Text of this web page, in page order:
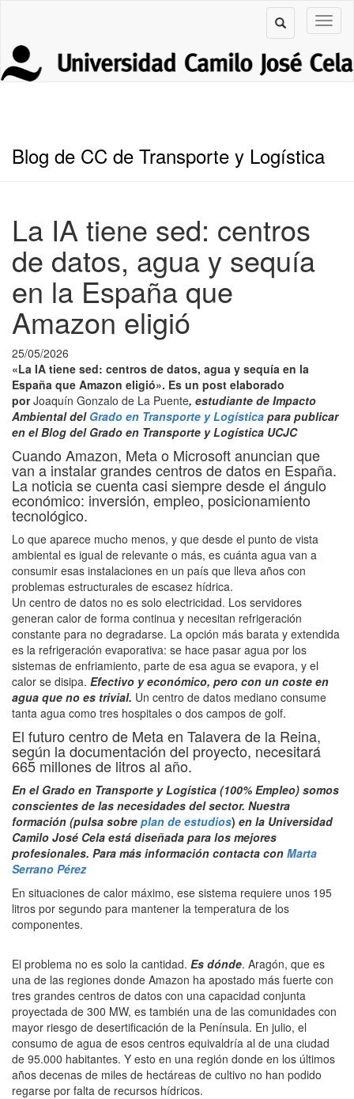
Blog de CC de Transporte y Logística
La IA tiene sed: centros
de datos, agua y sequía
en la España que
Amazon eligió
25/05/2026
«La IA tiene sed: centros de datos, agua y sequía en la
España que Amazon eligió». Es un post elaborado
porJoaquín Gonzalo de La Puente, estudiante de Impacto
Ambiental del Grado en Transporte y Logística para publicar
en el Blog del Grado en Transporte y Logística UCJC
Cuando Amazon, Meta o Microsoft anuncian que
van a instalar grandes centros de datos en España.
La noticia se cuenta casi siempre desde el ángulo
económico: inversión, empleo, posicionamiento
tecnológico.
Lo que aparece mucho menos, y que desde el punto de vista
ambiental es igual de relevante o más, es cuánta agua van a
consumir esas instalaciones en un país que lleva años con
problemas estructurales de escasez hídrica.
Un centro de datos no es solo electricidad. Los servidores
generan calor de forma continua y necesitan refrigeración
constante para no degradarse. La opción más barata y extendida
es la refrigeración evaporativa: se hace pasar agua por los
sistemas de enfriamiento, parte de esa agua se evapora, y el
calor se disipa. Efectivo y económico, pero con un coste en
agua que no es trivial. Un centro de datos mediano consume
tanta agua como tres hospitales o dos campos de golf.
El futuro centro de Meta en Talavera de la Reina,
según la documentación del proyecto, necesitará
665 millones de litros al año.
En el Grado en Transporte y Logística (100% Empleo) somos
conscientes de las necesidades del sector. Nuestra
formación (pulsa sobre plan de estudios) en la Universidad
Camilo José Cela está diseñada para los mejores
profesionales. Para más información contacta con Marta
Serrano Pérez
En situaciones de calor máximo, ese sistema requiere unos 195
litros por segundo para mantener la temperatura de los
componentes.
El problema no es solo la cantidad. Es dónde. Aragón, que es
una de las regiones donde Amazon ha apostado más fuerte con
tres grandes centros de datos con una capacidad conjunta
proyectada de 300 MW, es también una de las comunidades con
mayor riesgo de desertificación de la Península. En julio, el
consumo de agua de esos centros equivaldría al de una ciudad
de 95.000 habitantes. Y esto en una región donde en los últimos
años decenas de miles de hectáreas de cultivo no han podido
regarse por falta de recursos hídricos.